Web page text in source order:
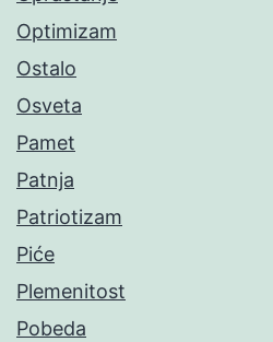
Optimizam
Ostalo
Osveta
Pamet
Patnja
Patriotizam
Piće
Plemenitost
Pobeda